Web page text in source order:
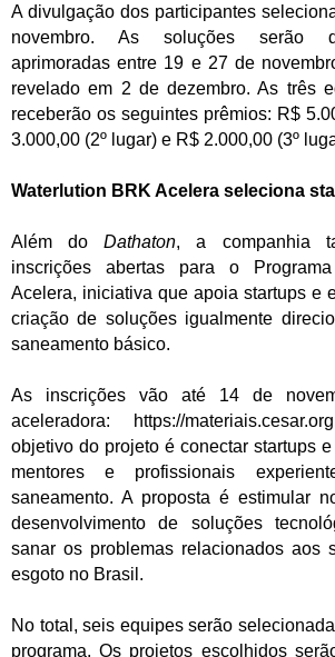
A divulgação dos participantes
novembro. As soluções serão
aprimoradas entre 19 e 27 de
revelado em 2 de dezembro. As três
receberão os seguintes prêmios: R$
3.000,00 (2º lugar) e R$ 2.000,00 (3º
Waterlution BRK Acelera seleciona
Além doDathaton, a companhia
inscrições abertas para o
Acelera, iniciativa que apoia startups e
criação de soluções igualmente
saneamento básico.
As inscrições vão até 14 de
aceleradora:
https://
objetivo do projeto é conectar startups
mentores e profissionais
saneamento. A proposta é estimular
desenvolvimento de soluções
sanar os problemas relacionados aos
esgoto no Brasil.
No total, seis equipes serão
programa. Os projetos escolhidos